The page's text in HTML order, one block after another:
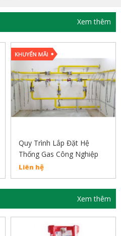
Xem thêm
Hệ
Nghiệp
Bộ Bình Xam 12kg
Gas Đơn Mắt Kiếng
Xem thêm